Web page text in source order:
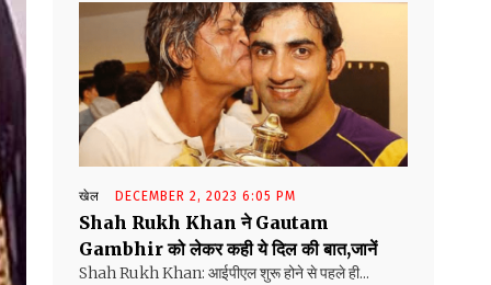
खेल DECEMBER 2, 2023 6:05 PM
Shah Rukh Khan ने Gautam
Gambhir को लेकर कही ये दिल की बात,जानें
Shah Rukh Khan: आईपीएल शुरू होने से पहले ही...